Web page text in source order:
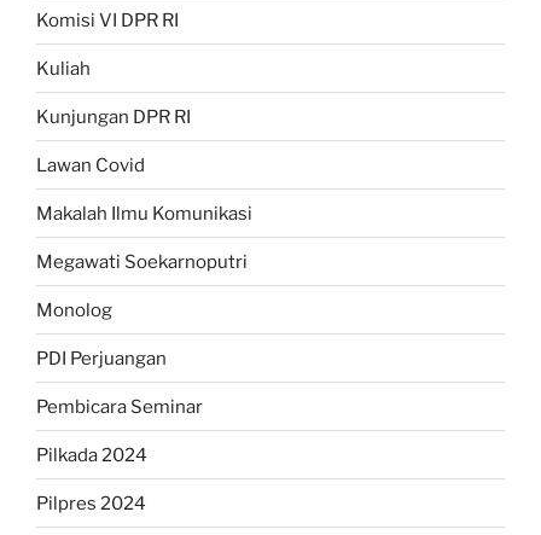
Komisi VI DPR RI
Kuliah
Kunjungan DPR RI
Lawan Covid
Makalah Ilmu Komunikasi
Megawati Soekarnoputri
Monolog
PDI Perjuangan
Pembicara Seminar
Pilkada 2024
Pilpres 2024